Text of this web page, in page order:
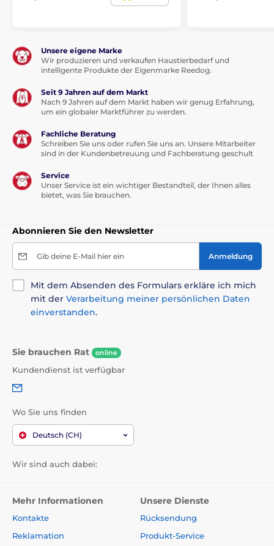
Unsere eigene Marke
Wir produzieren und verkaufen Haustierbedarf und
intelligente Produkte der Eigenmarke Reedog.
Seit 9 Jahren auf dem Markt
Nach 9 Jahren auf dem Markt haben wir genug Erfahrung,
um ein globaler Marktführer zu werden.
Fachliche Beratung
Schreiben Sie uns oder rufen Sie uns an. Unsere Mitarbeiter
sind in der Kundenbetreuung und Fachberatung geschult
Service
Unser Service ist ein wichtiger Bestandteil, der Ihnen alles
bietet, was Sie brauchen.
Abonnieren Sie den Newsletter
Gib deine E-Mail hier ein Anmeldung
Mit dem Absenden des Formulars erkläre ich mich
mit der Verarbeitung meiner persönlichen Daten
einverstanden.
Sie brauchen Rat online
Kundendienst ist verfügbar
Wo Sie uns finden
Deutsch (CH)
Wir sind auch dabei:
Mehr Informationen
Kontakte
Reklamation
Unsere Dienste
Rücksendung
Produkt-Service